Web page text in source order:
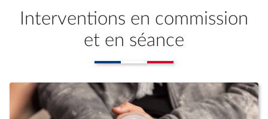
Interventions en commission
et en séance